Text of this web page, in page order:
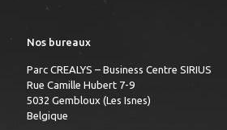
Nos bureaux
Parc CREALYS – Business Centre SIRIUS
Rue Camille Hubert 7-9
5032 Gembloux (Les Isnes)
Belgique